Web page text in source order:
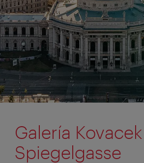
Galería Kovacek
Spiegelgasse